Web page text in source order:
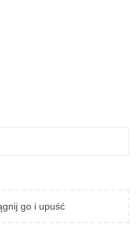
go i upuść